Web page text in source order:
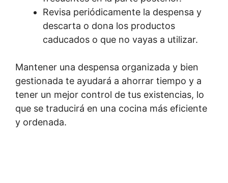
Revisa periódicamente la despensa y
descarta o dona los productos
caducados o que no vayas a utilizar.
Mantener una despensa organizada y bien
gestionada te ayudará a ahorrar tiempo y a
tener un mejor control de tus existencias, lo
que se traducirá en una cocina más eficiente
y ordenada.